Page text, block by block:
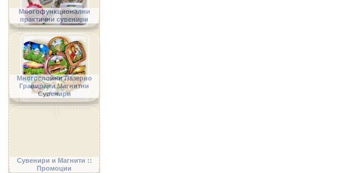
Многофункционални
практични сувенири
Многослойни Лазерно
Гравирани Магнитни
Сувенири
Сувенири и Магнити ::
Промоции